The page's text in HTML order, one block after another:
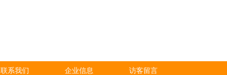
联系我们 企业信息 访客留言